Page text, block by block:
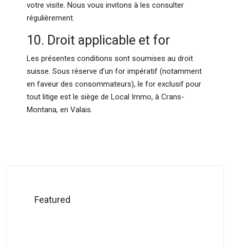
votre visite. Nous vous invitons à les consulter
régulièrement.
10. Droit applicable et for
Les présentes conditions sont soumises au droit
suisse. Sous réserve d’un for impératif (notamment
en faveur des consommateurs), le for exclusif pour
tout litige est le siège de Local Immo, à Crans-
Montana, en Valais.
Featured